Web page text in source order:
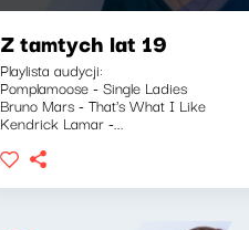
Z tamtych lat 19
Playlista audycji:
Pomplamoose - Single Ladies
Bruno Mars - That's What I Like
Kendrick Lamar -...